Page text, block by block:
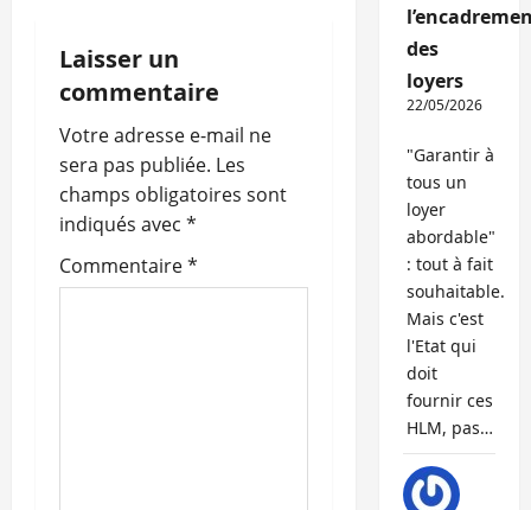
i
o
n
d
’
Laisser un
commentaire
Votre adresse e-mail ne
sera pas publiée. Les
champs obligatoires sont
indiqués avec *
Commentaire*
des
loyers
22/05/2026
"Garantir à
tous un
loyer
abordable"
: tout à fait
souhaitable.
Mais c'est
l'Etat qui
doit
fournir ces
HLM, pas…